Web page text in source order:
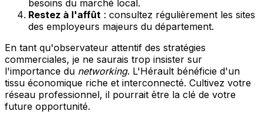
besoins du marché local.
Restez à l'affût : consultez régulièrement les sites
des employeurs majeurs du département.
En tant qu'observateur attentif des stratégies
commerciales, je ne saurais trop insister sur
l'importance du networking. L'Hérault bénéficie d'un
tissu économique riche et interconnecté. Cultivez votre
réseau professionnel, il pourrait être la clé de votre
future opportunité.